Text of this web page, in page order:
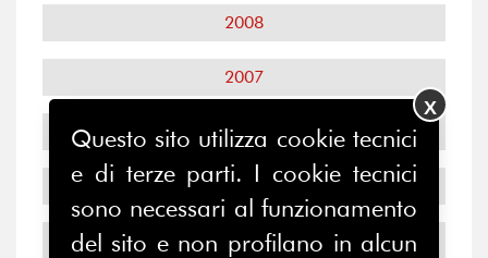
2008
2007
2006
2005
2004
Questo sito utilizza cookie tecnici
e di terze parti. I cookie tecnici
sono necessari al funzionamento
del sito e non profilano in alcun
X